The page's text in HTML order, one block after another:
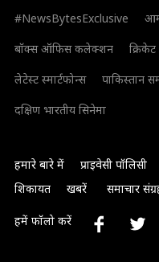
#NewsBytesExclusive
आम
बॉक्स ऑफिस कलेक्शन
लेटेस्ट स्मार्टफोन्स
पाकिस्तान
दक्षिण भारतीय सिनेमा
हमारे बारे में प्राइवेसी पॉलिसी
शिकायत
खबरें समाचार
हमें फॉलो करें